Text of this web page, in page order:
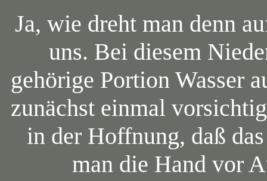
Ja, wie dreht man denn
uns. Bei diesem
gehörige Portion Wasser
zunächst einmal
in der Hoffnung, daß
man die Hand vor